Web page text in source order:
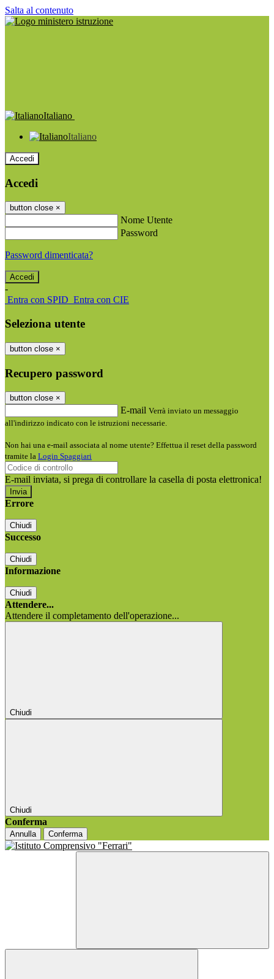
Salta al contenuto
Italiano
Italiano
Accedi
Accedi
button close ×
Nome Utente
Password
Password dimenticata?
-
Entra con SPID Entra con CIE
Seleziona utente
button close ×
Recupero password
button close ×
E-mail Verrà inviato un messaggio
all'indirizzo indicato con le istruzioni necessarie.
Non hai una e-mail associata al nome utente? Effettua il reset della password
tramite la Login Spaggiari
E-mail inviata, si prega di controllare la casella di posta elettronica!
Errore
Chiudi
Successo
Chiudi
Informazione
Chiudi
Attendere...
Attendere il completamento dell'operazione...
Chiudi
Chiudi
Conferma
Annulla Conferma